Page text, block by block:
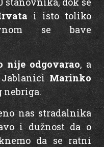
i isto toliko
se bave
odgovarao, a
JablaniciMarinko
nebriga.
nas stradalnika
i dužnost da o
da se ratni